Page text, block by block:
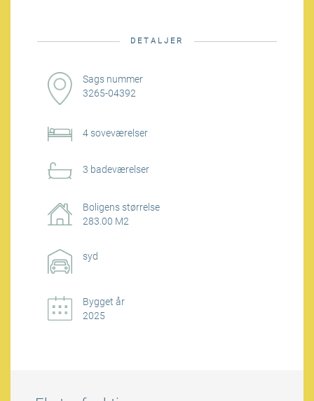
DETALJER
Sags nummer
3265-04392
4 soveværelser
3 badeværelser
Boligens størrelse
283.00 M2
syd
Bygget år
2025